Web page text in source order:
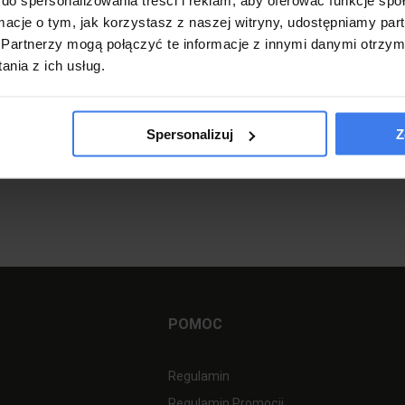
o tym, jak korzystasz z naszej witryny, udostępniamy
mogą połączyć te informacje z innymi danymi
z ich usług.
Spersonalizuj
zł
w 4 dni Darmowa dostawa
499,00 zł
do koszyka
POMOC
Regulamin